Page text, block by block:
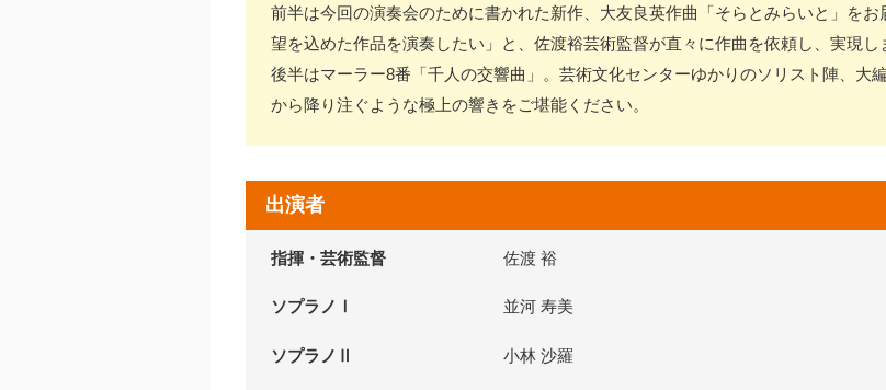
前半は今回の演奏会のために書かれた新作、大友良英作曲「そらとみらいと」を
望を込めた作品を演奏したい」と、佐渡裕芸術監督が直々に作曲を依頼し、実現し
後半はマーラー8番「千人の交響曲」。芸術文化センターゆかりのソリスト陣、大
から降り注ぐような極上の響きをご堪能ください。
出演者
指揮・芸術監督 佐渡 裕
ソプラノⅠ 並河 寿美
ソプラノⅡ 小林 沙羅